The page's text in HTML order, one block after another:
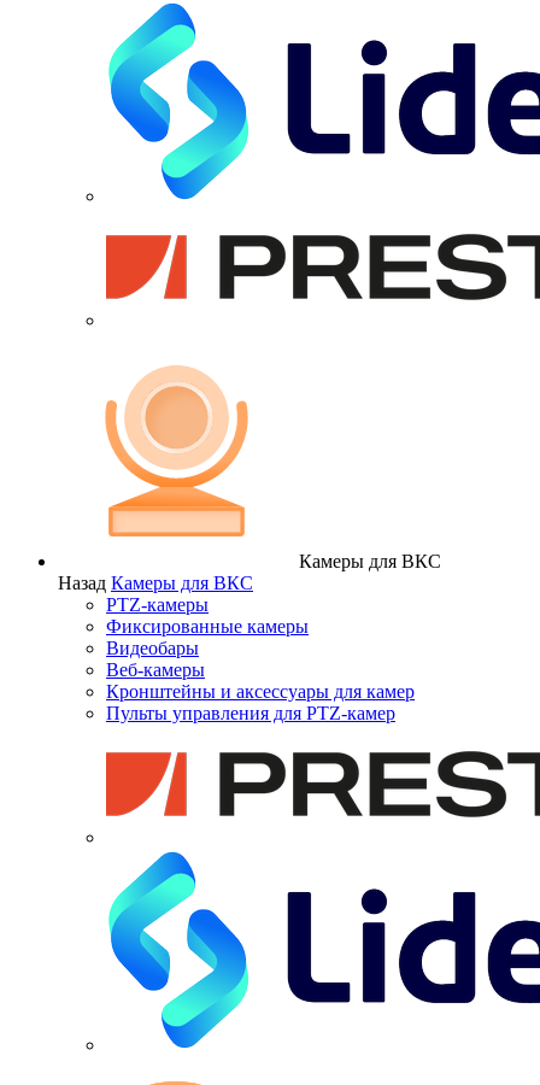
Камеры для ВКС
Назад Камеры для ВКС
PTZ-камеры
Фиксированные камеры
Видеобары
Веб-камеры
Кронштейны и аксессуары для камер
Пульты управления для PTZ-камер